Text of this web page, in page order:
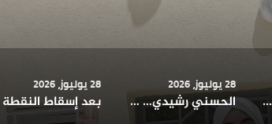
بعد تغيير لونه السياسي.. استقالة رئيس جماعة تغزوت نايت عطا من مجلس جهة درعة تافيلالت تثير أسئلة قانونية
28 يوليوز، 2026
الحسني رشيدي… فشل تنظيمي يهدد مستقبل حزب الاستقلال بالرشيدية
28 يوليوز، 2026